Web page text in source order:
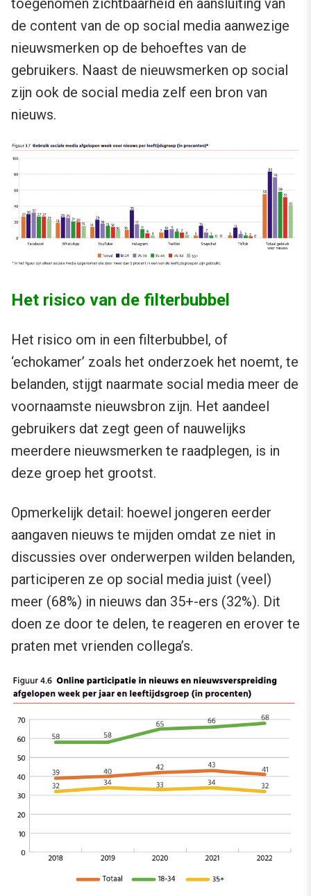
toegenomen zichtbaarheid en aansluiting van
de content van de op social media aanwezige
nieuwsmerken op de behoeftes van de
gebruikers. Naast de nieuwsmerken op social
zijn ook de social media zelf een bron van
nieuws.
Het risico van de filterbubbel
Het risico om in een filterbubbel, of
‘echokamer’ zoals het onderzoek het noemt, te
belanden, stijgt naarmate social media meer de
voornaamste nieuwsbron zijn. Het aandeel
gebruikers dat zegt geen of nauwelijks
meerdere nieuwsmerken te raadplegen, is in
deze groep het grootst.
Opmerkelijk detail: hoewel jongeren eerder
aangaven nieuws te mijden omdat ze niet in
discussies over onderwerpen wilden belanden,
participeren ze op social media juist (veel)
meer (68%) in nieuws dan 35+-ers (32%). Dit
doen ze door te delen, te reageren en erover te
praten met vrienden collega’s.